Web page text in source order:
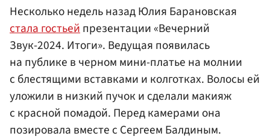
Несколько недель назад Юлия Барановская
стала гостьейпрезентации «Вечерний
Звук-2024. Итоги». Ведущая появилась
на публике в черном мини-платье на молнии
с блестящими вставками и колготках. Волосы ей
уложили в низкий пучок и сделали макияж
с красной помадой. Перед камерами она
позировала вместе с Сергеем Балдиным.